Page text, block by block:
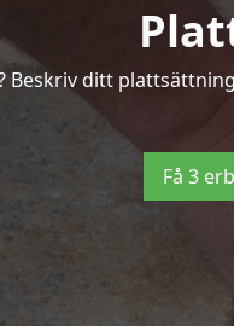
Beskriv ditt
Få 3